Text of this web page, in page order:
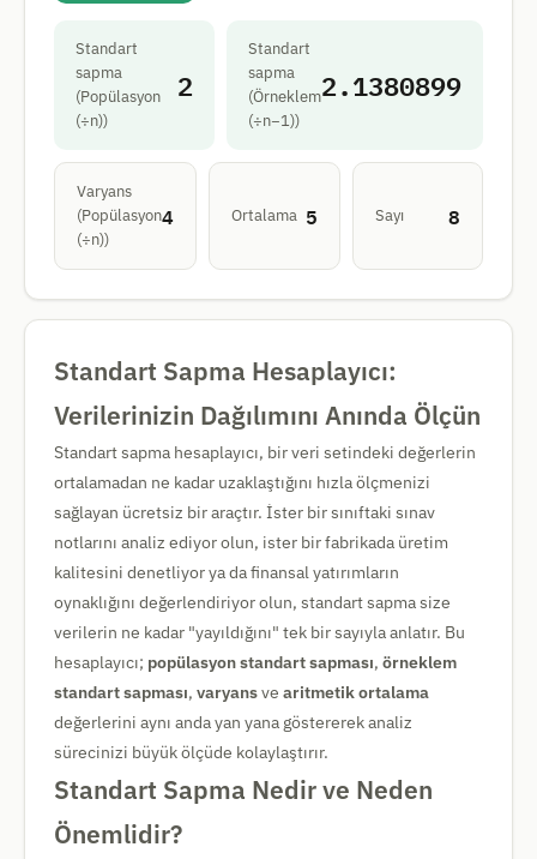
Standart
sapma
(Popülasyon
(÷n))
2
Standart
sapma
(Örneklem
(÷n−1))
2.1380899
Varyans
(Popülasyon
(÷n))
4 Ortalama 5 Sayı 8
Standart Sapma Hesaplayıcı:
Verilerinizin Dağılımını Anında Ölçün
Standart sapma hesaplayıcı, bir veri setindeki değerlerin
ortalamadan ne kadar uzaklaştığını hızla ölçmenizi
sağlayan ücretsiz bir araçtır. İster bir sınıftaki sınav
notlarını analiz ediyor olun, ister bir fabrikada üretim
kalitesini denetliyor ya da finansal yatırımların
oynaklığını değerlendiriyor olun, standart sapma size
verilerin ne kadar "yayıldığını" tek bir sayıyla anlatır. Bu
hesaplayıcı; popülasyon standart sapması, örneklem
standart sapması, varyansve aritmetik ortalama
değerlerini aynı anda yan yana göstererek analiz
sürecinizi büyük ölçüde kolaylaştırır.
Standart Sapma Nedir ve Neden
Önemlidir?